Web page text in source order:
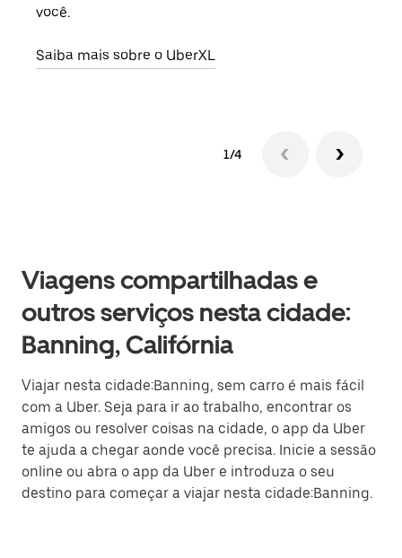
você.
Saiba mais sobre o UberXL
1/4
Viagens compartilhadas e
outros serviços nesta cidade:
Banning, Califórnia
Viajar nesta cidade:Banning, sem carro é mais fácil
com a Uber. Seja para ir ao trabalho, encontrar os
amigos ou resolver coisas na cidade, o app da Uber
te ajuda a chegar aonde você precisa. Inicie a sessão
online ou abra o app da Uber e introduza o seu
destino para começar a viajar nesta cidade:Banning.